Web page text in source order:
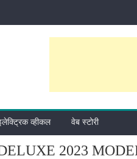
व्हीकल वेब स्टोरी
2023